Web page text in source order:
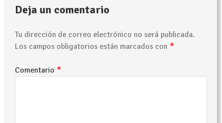
Deja un comentario
Tu dirección de correo electrónico no será publicada.
Los campos obligatorios están marcados con *
Comentario *